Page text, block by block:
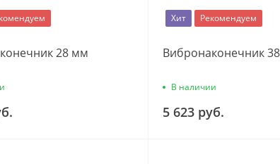
28 мм
Хит Рекомендуем
Вибронаконечник
В наличии
5 623 руб.